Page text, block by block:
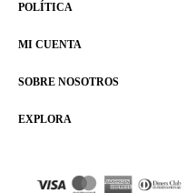
EXPLORA
SOBRE NOSOTROS
MI CUENTA
POLÍTICA